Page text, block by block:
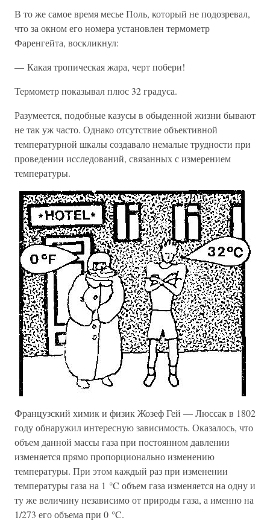
В то же самое время месье Поль, который не подозревал,
что за окном его номера установлен термометр
Фаренгейта, воскликнул:
— Какая тропическая жара, черт побери!
Термометр показывал плюс 32 градуса.
Разумеется, подобные казусы в обыденной жизни бывают
не так уж часто. Однако отсутствие объективной
температурной шкалы создавало немалые трудности при
проведении исследований, связанных с измерением
температуры.
Французский химик и физик Жозеф Гей — Люссак в 1802
году обнаружил интересную зависимость. Оказалось, что
объем данной массы газа при постоянном давлении
изменяется прямо пропорционально изменению
температуры. При этом каждый раз при изменении
температуры газа на 1 °C объем газа изменяется на одну и
ту же величину независимо от природы газа, а именно на
1/273 его объема при 0 °C.